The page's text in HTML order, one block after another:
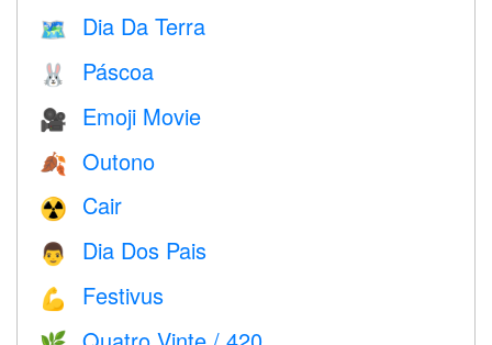
🗺️ Dia Da Terra
🐰 Páscoa
🎥 Emoji Movie
🍂 Outono
☢️ Cair
👨 Dia Dos Pais
💪 Festivus